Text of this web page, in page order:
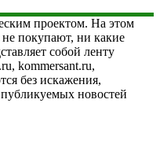
проектом. На этом
покупают, ни какие
собой ленту
kommersant.ru,
без искажения,
публикуемых новостей